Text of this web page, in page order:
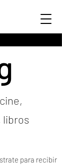
libros
para recibir